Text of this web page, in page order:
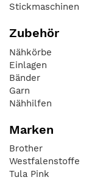
Stickmaschinen
Zubehör
Nähkörbe
Einlagen
Bänder
Garn
Nähhilfen
Marken
Brother
Westfalenstoffe
Tula Pink